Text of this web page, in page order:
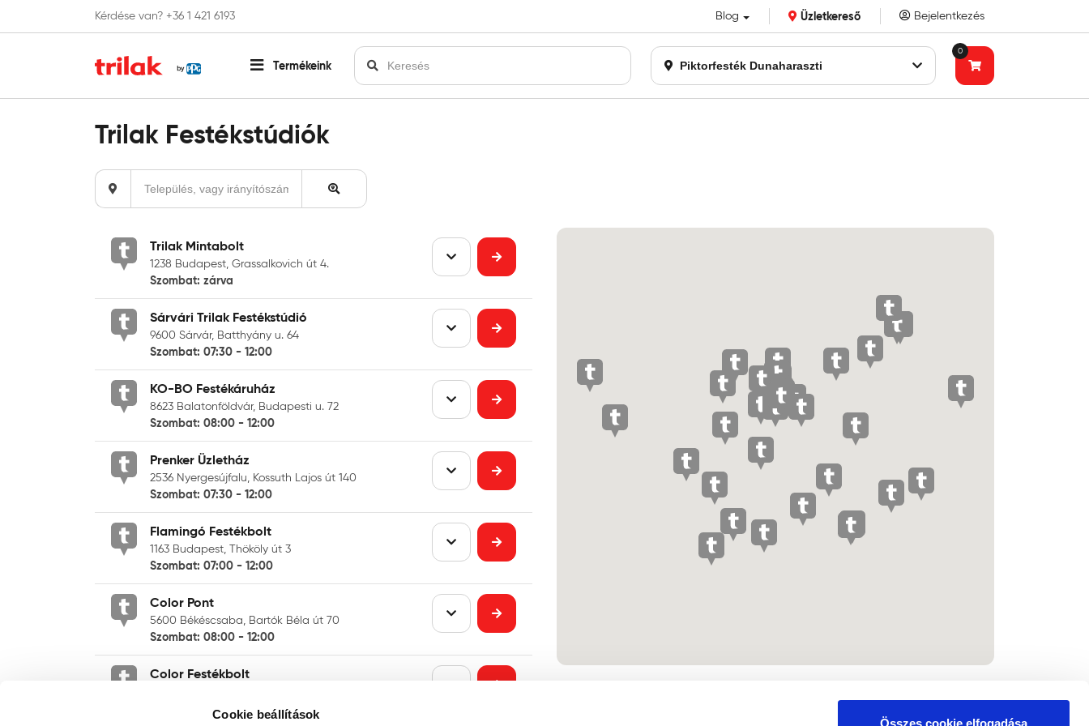
Cookie beállítások
Összes cookie elfogadása
Kérdése van? +36 1 421 6193 Blog Üzletkereső Bejelentkezés
Termékeink Piktorfesték Dunaharaszti
0
Fontos tájékoztatás! Webshopunk hamarosan bezárásra kerül. Kérjük, új rendelést már ne adjon le. Köszönjük eddigi bizalmát!
Trilak Festékstúdiók
irányítószám
Trilak Mintabolt
1238 Budapest, Grassalkovich út 4.
Szombat: zárva
Sárvári Trilak Festékstúdió
9600 Sárvár, Batthyány u. 64
Szombat: 07:30 - 12:00
KO-BO Festékáruház
8623 Balatonföldvár, Budapesti u. 72
Szombat: 08:00 - 12:00
Prenker Üzletház
2536 Nyergesújfalu, Kossuth Lajos út 140
Szombat: 07:30 - 12:00
Flamingó Festékbolt
1163 Budapest, Thököly út 3
Szombat: 07:00 - 12:00
Color Pont
5600 Békéscsaba, Bartók Béla út 70
Szombat: 08:00 - 12:00
Color Festékbolt
Szombat: 07:00 - 13:00